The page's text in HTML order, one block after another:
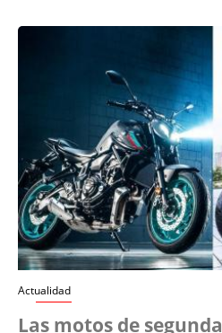
Actualidad
Las motos de